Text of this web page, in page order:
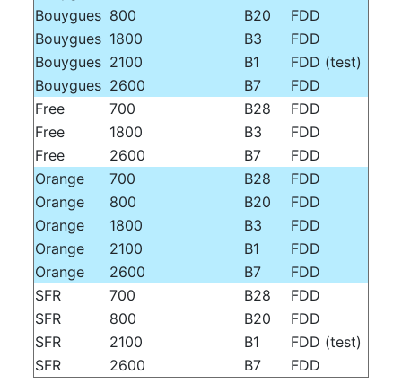
Bouygues 800 B20
FDD
Bouygues 1800 B3
FDD
Bouygues 2100 B1
FDD (test)
Bouygues 2600 B7
FDD
Free
700 B28
FDD
Free
1800 B3
FDD
Free
2600 B7
FDD
Orange
700 B28
FDD
Orange
800 B20
FDD
Orange
1800 B3
FDD
Orange
2100 B1
FDD
Orange
2600 B7
FDD
SFR
700 B28
FDD
SFR
800 B20
FDD
SFR
2100 B1
FDD (test)
SFR
2600 B7 FDD